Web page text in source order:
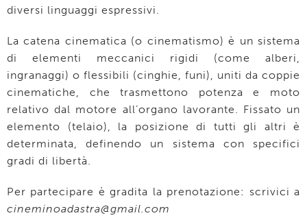
diversi linguaggi espressivi.
La catena cinematica (o cinematismo) è un sistema
di elementi meccanici rigidi (come alberi,
ingranaggi) o flessibili (cinghie, funi), uniti da coppie
cinematiche, che trasmettono potenza e moto
relativo dal motore all’organo lavorante. Fissato un
elemento (telaio), la posizione di tutti gli altri è
determinata, definendo un sistema con specifici
gradi di libertà.
Per partecipare è gradita la prenotazione: scrivici a
cineminoadastra@gmail.com